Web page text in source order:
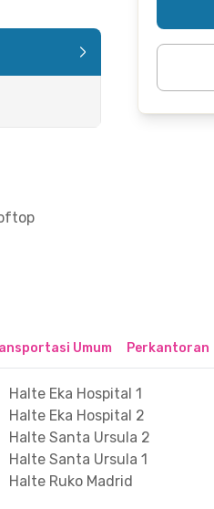
Umum Perkantoran
Halte Eka Hospital 1
Halte Eka Hospital 2
Halte Santa Ursula 2
Halte Santa Ursula 1
Halte Ruko Madrid